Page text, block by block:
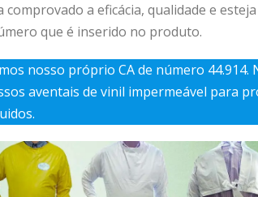
a eficácia, qualidade e
que é inserido no produto.
nosso próprio CA de número 44.914.
aventais de vinil impermeável para